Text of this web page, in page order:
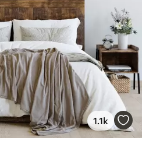
1.1k